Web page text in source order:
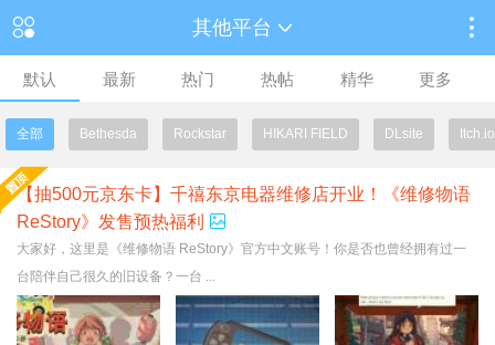
其他平台
默认 最新 热门 热帖 精华 更多
全部 Bethesda Rockstar HIKARI FIELD DLsite Itch.io
【抽500元京东卡】千禧东京电器维修店开业！《维修物语
ReStory》发售预热福利
大家好，这里是《维修物语 ReStory》官方中文账号！你是否也曾经拥有过一
台陪伴自己很久的旧设备？一台 ...